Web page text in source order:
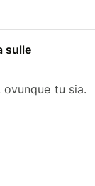
sulle
tu sia.